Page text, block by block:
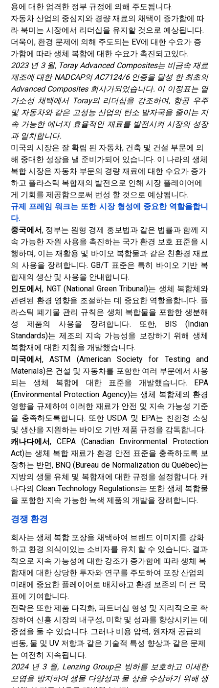
용에 대한 엄격한 정부 규정에 의해 주도됩니다.
자동차 산업의 중심지와 경량 재료의 채택이 증가함에 따
라 북미는 시장에서 리더십을 유지할 것으로 예상됩니다.
더욱이, 환경 문제에 의해 주도되는 EV에 대한 수요가 증
가함에 따라 생체 복합에 대한 수요가 촉진되고있다.
2023 년 3 월, Toray Advanced Composites는 비금속 재료
제조에 대한 NADCAP의 AC7124/6 인증을 달성 한 최초의
Advanced Composites 회사가되었습니다. 이 이정표는 열
가소성 채택에서 Toray의 리더십을 강조하며, 항공 우주
및 자동차와 같은 고성능 산업의 탄소 발자국을 줄이는 지
속 가능한 에너지 효율적인 재료를 발전시켜 시장의 성장
과 일치합니다.
미국의 시장은 잘 확립 된 자동차, 건축 및 건설 부문에 의
해 중대한 성장을 낼 준비가되어 있습니다. 이 나라의 생체
복합 시장은 자동차 부문의 경량 재료에 대한 수요가 증가
하고 플라스틱 복합재의 발전으로 인해 시장 플레이어에
게 기회를 제공함으로써 번성 할 것으로 예상됩니다.
규제 프레임 워크는 또한 시장 형성에 중요한 역할을합니
다.
중국에서, 정부는 원형 경제 홍보법과 같은 법률과 함께 지
속 가능한 자원 사용을 촉진하는 국가 환경 보호 표준을 시
행하며, 이는 재활용 및 바이오 복합물과 같은 친환경 재료
의 사용을 장려합니다. GB/T 표준은 특히 바이오 기반 복
합재의 생산 및 사용을 안내합니다.
인도에서, NGT (National Green Tribunal)는 생체 복합체와
관련된 환경 영향을 조절하는 데 중요한 역할을합니다. 플
라스틱 폐기물 관리 규칙은 생체 복합물을 포함한 생분해
성 제품의 사용을 장려합니다. 또한, BIS (Indian
Standards)는 제조의 지속 가능성을 보장하기 위해 생체
복합재에 대한 지침을 개발했습니다.
미국에서, ASTM (American Society for Testing and
Materials)은 건설 및 자동차를 포함한 여러 부문에서 사용
되는 생체 복합에 대한 표준을 개발했습니다. EPA
(Environmental Protection Agency)는 생체 복합체의 환경
영향을 규제하여 이러한 재료가 안전 및 지속 가능성 기준
을 충족하도록합니다. 또한 USDA 및 EPA는 친환경 소싱
및 생산을 지원하는 바이오 기반 제품 규정을 감독합니다.
캐나다에서, CEPA (Canadian Environmental Protection
Act)는 생체 복합 재료가 환경 안전 표준을 충족하도록 보
장하는 반면, BNQ (Bureau de Normalization du Québec)는
지방의 생물 유체 및 복합재에 대한 규정을 설정합니다. 캐
나다의 Clean Technology Regulations는 또한 생체 복합물
을 포함한 지속 가능한 녹색 제품의 개발을 장려합니다.
경쟁 환경
회사는 생체 복합 포장을 채택하여 브랜드 이미지를 강화
하고 환경 의식이있는 소비자를 유치 할 수 있습니다. 결과
적으로 지속 가능성에 대한 강조가 증가함에 따라 생체 복
합재에 대한 상당한 투자와 연구를 주도하여 포장 산업의
미래에 중요한 플레이어로 배치하고 환경 보존의 더 큰 목
표에 기여합니다.
전략은 또한 제품 다각화, 파트너십 형성 및 지리적으로 확
장하여 신흥 시장의 내구성, 미학 및 성과를 향상시키는 데
중점을 둘 수 있습니다. 그러나 비용 압력, 원자재 공급의
변동, 물 및 UV 저항과 같은 기술적 특성 향상과 같은 문제
는 여전히 지속됩니다.
2024 년 3 월, Lenzing Group은 빙하를 보호하고 미세한
오염을 방지하여 생물 다양성과 물 상을 수상하기 위해 생